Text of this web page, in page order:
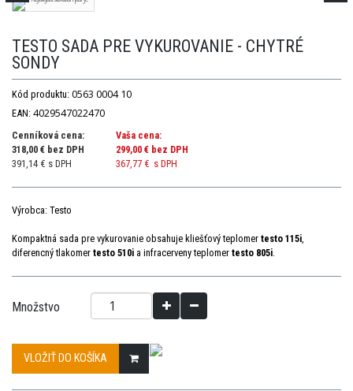
TESTO SADA PRE VYKUROVANIE - CHYTRÉ
SONDY
Kód produktu: 0563 0004 10
EAN: 4029547022470
Cenníková cena:
318,00 € bez DPH
391,14 € s DPH
Vaša cena:
299,00 € bez DPH
367,77 € s DPH
Výrobca: Testo
Kompaktná sada pre vykurovanie obsahuje kliešťový teplomer testo 115i,
diferencný tlakomer testo 510i a infracerveny teplomer testo 805i.
Množstvo
VLOŽIŤ DO KOŠÍKA